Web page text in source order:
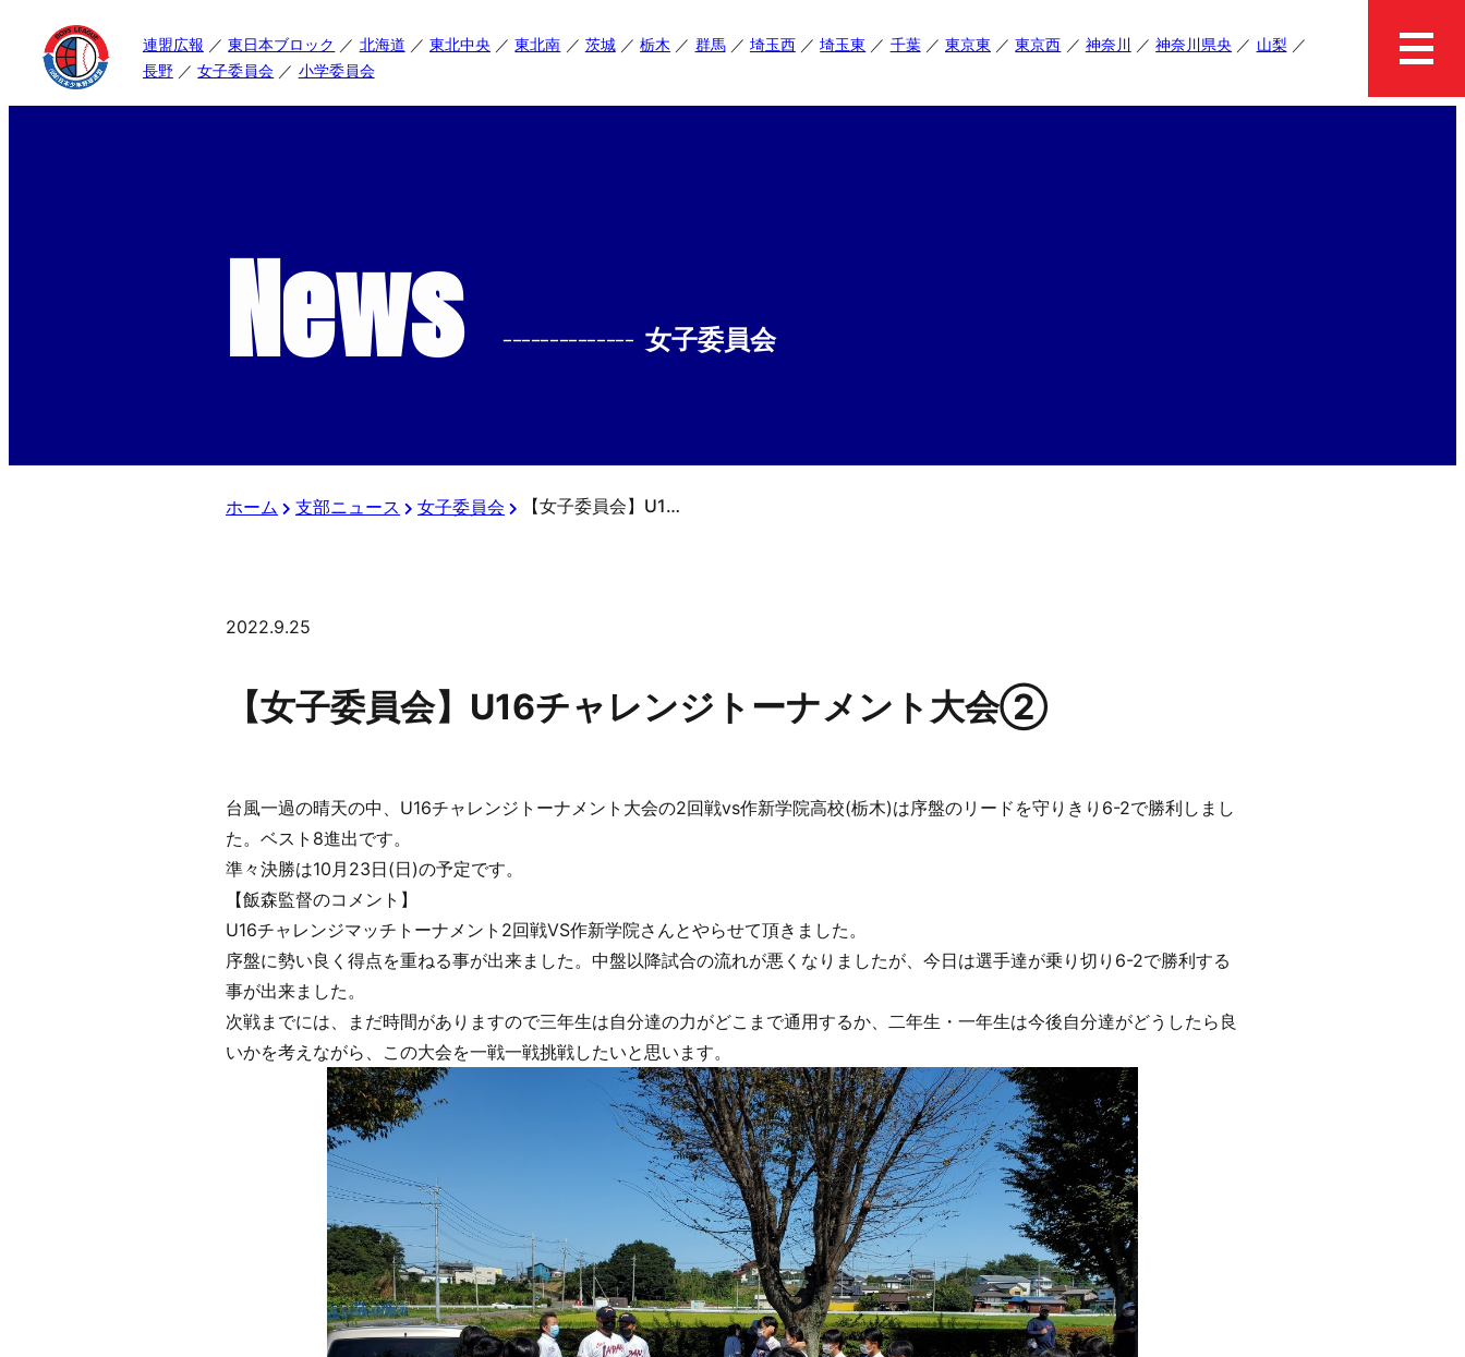
連盟広報 東日本ブロック 北海道 東北中央 東北南 茨城 栃木 群馬 埼玉西 埼玉東 千葉 東京東 東京西 神奈川 神奈川県央
山梨
長野
女子委員会 小学委員会
News -------------- 女子委員会
ホーム 支部ニュース 女子委員会 【女子委員会】U16チャレンジトーナメント大会②
2022.9.25
【女子委員会】U16チャレンジトーナメント大会②
台風一過の晴天の中、U16チャレンジトーナメント大会の2回戦vs作新学院高校(栃木)は序盤のリードを守りきり6-2で勝利しまし
た。ベスト8進出です。
準々決勝は10月23日(日)の予定です。
【飯森監督のコメント】
U16チャレンジマッチトーナメント2回戦VS作新学院さんとやらせて頂きました。
序盤に勢い良く得点を重ねる事が出来ました。中盤以降試合の流れが悪くなりましたが、今日は選手達が乗り切り6-2で勝利する
事が出来ました。
次戦までには、まだ時間がありますので三年生は自分達の力がどこまで通用するか、二年生・一年生は今後自分達がどうしたら良
いかを考えながら、この大会を一戦一戦挑戦したいと思います。